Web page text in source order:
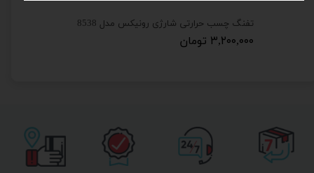
تفنگ چسب حرارتی شارژی رونیکس مدل 8538
۳,۲۰۰,۰۰۰ تومان